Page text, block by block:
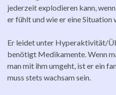
jederzeit explodieren kann,
er fühlt und wie er eine
Er leidet unter Hyperaktivität/
benötigt Medikamente. Wenn
man mit ihm umgeht, ist er ein
muss stets wachsam sein.